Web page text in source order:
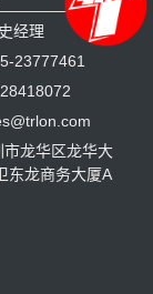
经理
23777461
市龙华区龙华大
东龙商务大厦A